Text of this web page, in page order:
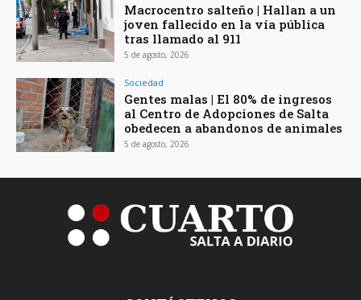
Macrocentro salteño | Hallan a un
joven fallecido en la vía pública
tras llamado al 911
5 de agosto, 2026
Sociedad
Gentes malas | El 80% de ingresos
al Centro de Adopciones de Salta
obedecen a abandonos de animales
5 de agosto, 2026